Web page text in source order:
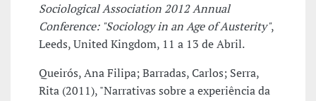
Sociological Association 2012 Annual
Conference: "Sociology in an Age of Austerity",
Leeds, United Kingdom, 11 a 13 de Abril.
Queirós, Ana Filipa; Barradas, Carlos; Serra,
Rita (2011), "Narrativas sobre a experiência da